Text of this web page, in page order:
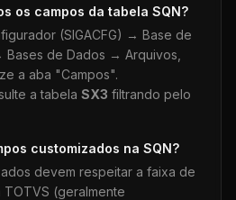
os campos da tabela SQN?
(SIGACFG) → Base de
de Dados → Arquivos,
a aba "Campos".
a tabela SX3 filtrando pelo
customizados na SQN?
devem respeitar a faixa de
(geralmente